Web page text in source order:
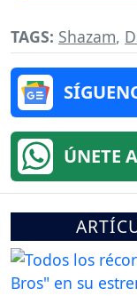
TAGS: Shazam,
ÚNETE